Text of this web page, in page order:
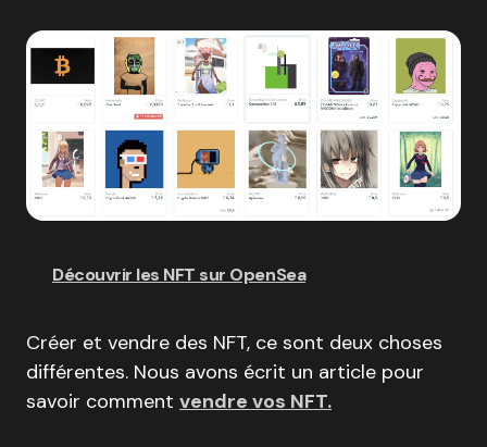
Découvrir les NFT sur OpenSea
Créer et vendre des NFT, ce sont deux choses
différentes. Nous avons écrit un article pour
savoir comment vendre vos NFT.